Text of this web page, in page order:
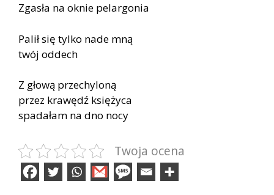
Zgasła na oknie pelargonia
Palił się tylko nade mną
twój oddech
Z głową przechyloną
przez krawędź księżyca
spadałam na dno nocy
Twoja ocena